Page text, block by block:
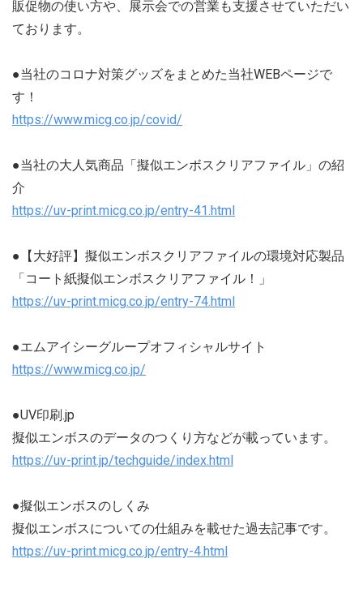
販促物の使い方や、展示会での営業も支援させていただい
ております。
●当社のコロナ対策グッズをまとめた当社WEBページで
す！
https://www.micg.co.jp/covid/
●当社の大人気商品「擬似エンボスクリアファイル」の紹
介
https://uv-print.micg.co.jp/entry-41.html
●【大好評】擬似エンボスクリアファイルの環境対応製品
「コート紙擬似エンボスクリアファイル！」
https://uv-print.micg.co.jp/entry-74.html
●エムアイシーグループオフィシャルサイト
https://www.micg.co.jp/
●UV印刷.jp
擬似エンボスのデータのつくり方などが載っています。
https://uv-print.jp/techguide/index.html
●擬似エンボスのしくみ
擬似エンボスについての仕組みを載せた過去記事です。
https://uv-print.micg.co.jp/entry-4.html